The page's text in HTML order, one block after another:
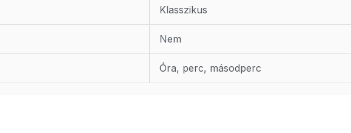
Klasszikus
Nem
Óra, perc, másodperc